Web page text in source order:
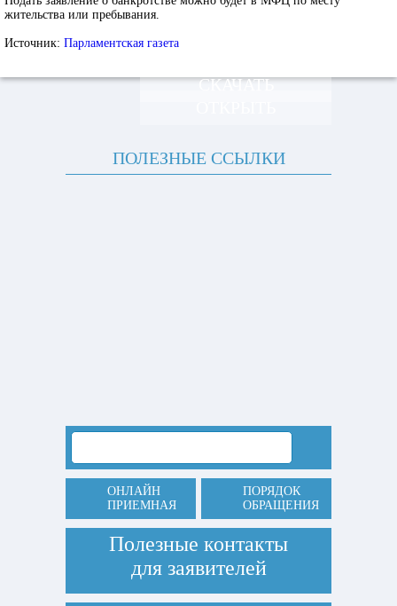
жительства или пребывания.
Источник: Парламентская газета
СКАЧАТЬ
ПОЛЕЗНЫЕ ССЫЛКИ
ОНЛАЙН
ПРИЕМНАЯ
ПОРЯДОК
ОБРАЩЕНИЯ
Полезные контакты
для заявителей